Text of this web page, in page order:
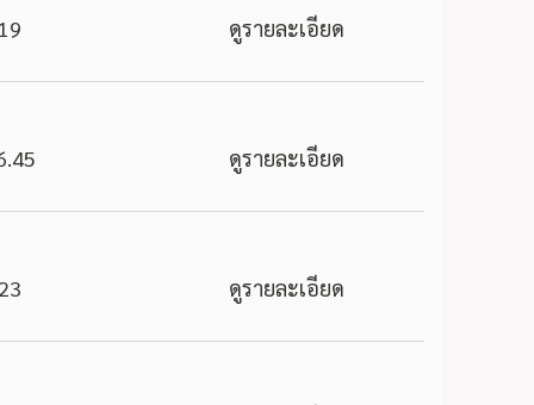
ดูรายละเอียด
ดูรายละเอียด
ดูรายละเอียด